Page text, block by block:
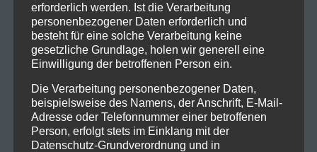
nochmal die Baggy Pants rauszuholen!
Tour Daten:
25.10.2025, Erlangen – E-Werk
26.10.2025, Saarbrücken – Garage
29.10.2025, Ulm – Roxy Ulm
31.10.2025, Offenbach am Main – Stadthalle
Offenbach
01.11.2025, Bremen, Pier2
erforderlich werden. Ist die Verarbeitung
personenbezogener Daten erforderlich und
besteht für eine solche Verarbeitung keine
gesetzliche Grundlage, holen wir generell eine
Einwilligung der betroffenen Person ein.
Die Verarbeitung personenbezogener Daten,
beispielsweise des Namens, der Anschrift, E-Mail-
Adresse oder Telefonnummer einer betroffenen
Person, erfolgt stets im Einklang mit der
Datenschutz-Grundverordnung und in